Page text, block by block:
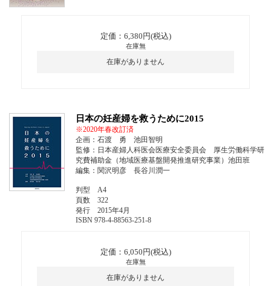
定価：6,380円(税込)
在庫無
在庫がありません
日本の妊産婦を救うために2015
※2020年春改訂済
企画：石渡 勇 池田智明
監修：日本産婦人科医会医療安全委員会 厚生労働科学研
究費補助金（地域医療基盤開発推進研究事業）池田班
編集：関沢明彦 長谷川潤一
判型 A4
頁数 322
発行 2015年4月
ISBN 978-4-88563-251-8
定価：6,050円(税込)
在庫無
在庫がありません